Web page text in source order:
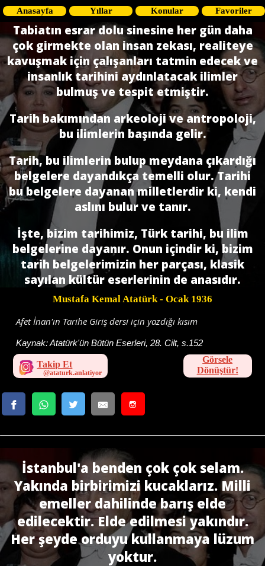
Anasayfa Yıllar Konular Favoriler
Tabiatın esrar dolu sinesine her gün daha
çok girmekte olan insan zekası, realiteye
kavuşmak için çalışanları tatmin edecek ve
insanlık tarihini aydınlatacak ilimler
bulmuş ve tespit etmiştir.
Tarih bakımından arkeoloji ve antropoloji,
bu ilimlerin ba­şında gelir.
Tarih, bu ilimlerin bulup meydana çıkardığı
belgelere dayandıkça temelli olur. Tarihi
bu belgelere dayanan milletlerdir ki, kendi
aslını bulur ve tanır.
İşte, bizim tarihimiz, Türk tarihi, bu ilim
belgelerine dayanır. Onun içindir ki, bizim
tarih belgelerimizin her parçası, klasik
sayılan kültür eserlerinin de anasıdır.
Mustafa Kemal Atatürk- Ocak 1936
Afet İnan'ın Tarihe Giriş dersi için yazdığı kısım
Kaynak:Atatürk'ün Bütün Eserleri, 28. Cilt, s.152
Takip Et
Görsele
Dönüştür!
İstanbul'a benden çok çok selam.
Yakında birbirimizi kucaklarız. Milli
emeller dahilinde barış elde
edilecektir. Elde edilmesi yakındır.
Her şeyde orduyu kullanmaya lüzum
yoktur.